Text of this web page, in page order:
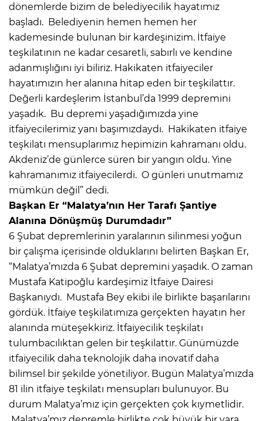
dönemlerde bizim de belediyecilik hayatımız
başladı. Belediyenin hemen hemen her
kademesinde bulunan bir kardeşinizim. İtfaiye
teşkilatının ne kadar cesaretli, sabırlı ve kendine
adanmışlığını iyi biliriz. Hakikaten itfaiyeciler
hayatımızın her alanına hitap eden bir teşkilattır.
Değerli kardeşlerim İstanbul’da 1999 depremini
yaşadık. Bu depremi yaşadığımızda yine
itfaiyecilerimiz yanı başımızdaydı. Hakikaten itfaiye
teşkilatı mensuplarımız hepimizin kahramanı oldu.
Akdeniz’de günlerce süren bir yangın oldu. Yine
kahramanımız itfaiyecilerdi. O günleri unutmamız
mümkün değil” dedi.
Başkan Er “Malatya’nın Her Tarafı Şantiye
Alanına Dönüşmüş Durumdadır”
6 Şubat depremlerinin yaralarının silinmesi yoğun
bir çalışma içerisinde olduklarını belirten Başkan Er,
“Malatya’mızda 6 Şubat depremini yaşadık. O zaman
Mustafa Katipoğlu kardeşimiz İtfaiye Dairesi
Başkanıydı. Mustafa Bey ekibi ile birlikte başarılarını
gördük. İtfaiye teşkilatımıza gerçekten hayatın her
alanında müteşekkiriz. İtfaiyecilik teşkilatı
tulumbacılıktan gelen bir teşkilattır. Günümüzde
itfaiyecilik daha teknolojik daha inovatif daha
bilimsel bir şekilde yönetiliyor. Bugün Malatya’mızda
81 ilin itfaiye teşkilatı mensupları bulunuyor. Bu
durum Malatya’mız için gerçekten çok kıymetlidir.